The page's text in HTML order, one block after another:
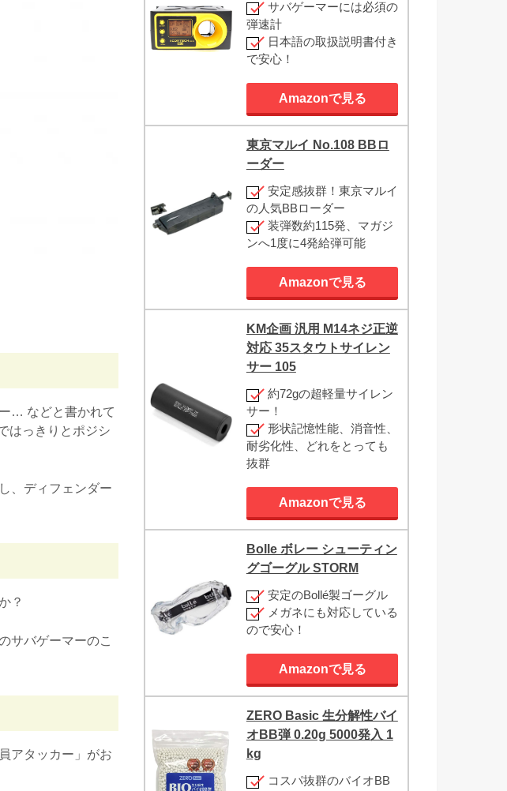
… などと書かれて
はっきりとポジシ
、ディフェンダー
？
サバゲーマーのこ
アタッカー」がお
サバゲーマーには必須の
弾速計
日本語の取扱説明書付き
で安心！
Amazonで見る
東京マルイ No.108 BBロ
ーダー
安定感抜群！東京マルイ
の人気BBローダー
装弾数約115発、マガジ
ンへ1度に4発給弾可能
Amazonで見る
KM企画 汎用 M14ネジ正逆
対応 35スタウトサイレン
サー 105
約72gの超軽量サイレン
サー！
形状記憶性能、消音性、
耐劣化性、どれをとっても
抜群
Amazonで見る
Bolle ボレー シューティン
グゴーグル STORM
安定のBollé製ゴーグル
メガネにも対応している
ので安心！
Amazonで見る
ZERO Basic 生分解性バイ
オBB弾 0.20g 5000発入 1
kg
コスパ抜群のバイオBB